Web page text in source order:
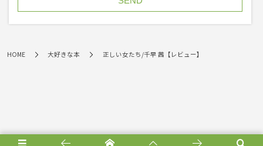
HOME 大好きな本 正しい女たち/千早 茜【レビュー】